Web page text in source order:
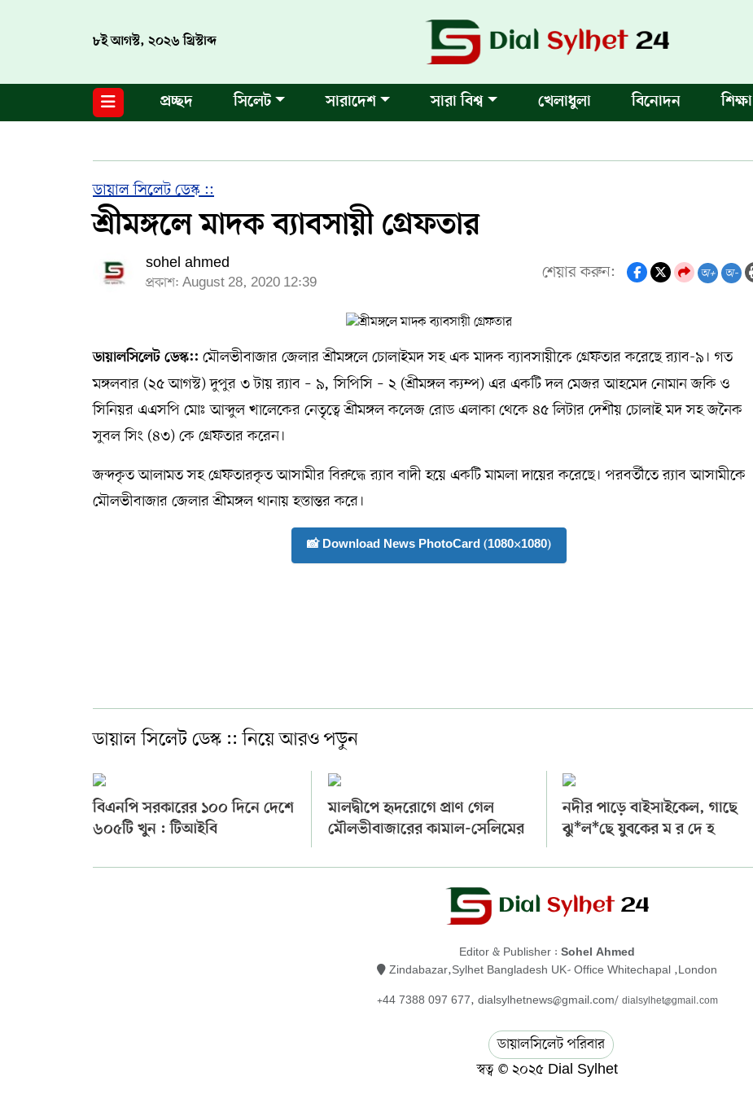
৮ই আগস্ট, ২০২৬ খ্রিস্টাব্দ
প্রচ্ছদ সিলেট সারাদেশ সারা বিশ্ব খেলাধুলা বিনোদন শিক্ষা
ডায়াল সিলেট ডেস্ক ::
শ্রীমঙ্গলে মাদক ব্যাবসায়ী গ্রেফতার
sohel ahmed
প্রকাশ: August 28, 2020 12:39 শেয়ার করুন: অ+ অ-
ডায়ালসিলেট ডেস্ক:: মৌলভীবাজার জেলার শ্রীমঙ্গলে চোলাইমদ সহ এক মাদক ব্যাবসায়ীকে গ্রেফতার করেছে র‍্যাব-৯। গত
মঙ্গলবার (২৫ আগস্ট) দুপুর ৩ টায় র‍্যাব – ৯, সিপিসি – ২ (শ্রীমঙ্গল ক্যম্প) এর একটি দল মেজর আহমেদ নোমান জকি ও
সিনিয়র এএসপি মোঃ আব্দুল খালেকের নেতৃত্বে শ্রীমঙ্গল কলেজ রোড এলাকা থেকে ৪৫ লিটার দেশীয় চোলাই মদ সহ জনৈক
সুবল সিং (৪৩) কে গ্রেফতার করেন।
জব্দকৃত আলামত সহ গ্রেফতারকৃত আসামীর বিরুদ্ধে র‍্যাব বাদী হয়ে একটি মামলা দায়ের করেছে। পরবর্তীতে র‍্যাব আসামীকে
মৌলভীবাজার জেলার শ্রীমঙ্গল থানায় হস্তান্তর করে।
📸 Download News PhotoCard (1080×1080)
ডায়াল সিলেট ডেস্ক :: নিয়ে আরও পড়ুন
বিএনপি সরকারের ১০০ দিনে দেশে
৬০৫টি খুন : টিআইবি
মালদ্বীপে হৃদরোগে প্রাণ গেল
মৌলভীবাজারের কামাল-সেলিমের
নদীর পাড়ে বাইসাইকেল, গাছে
ঝু*ল*ছে যুবকের ম র দে হ
Editor & Publisher : Sohel Ahmed
Zindabazar,Sylhet Bangladesh UK- Office Whitechapal ,London
+44 7388 097 677, dialsylhetnews@gmail.com/ dialsylhet@gmail.com
ডায়ালসিলেট পরিবার
স্বত্ব © ২০২৫ Dial Sylhet
TERMS & CONDITIONS
EDITOR & PUBLISHER : SOHEL AHMED
CONTACT US
DIAL SYLHET